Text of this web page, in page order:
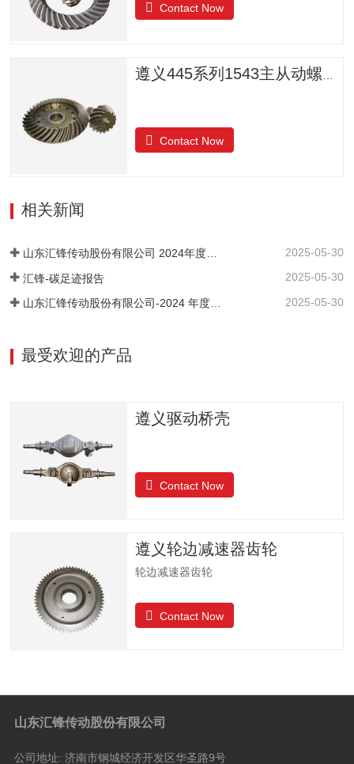
Contact Now
Contact Now
相关新闻
山东汇锋传动股份有限公司 2024年度社会责任报告 2025-05-30
汇锋-碳足迹报告 2025-05-30
2025-05-30
最受欢迎的产品
遵义驱动桥壳
Contact Now
遵义轮边减速器齿轮
轮边减速器齿轮
Contact Now
山东汇锋传动股份有限公司
公司地址: 济南市钢城经济开发区华圣路9号